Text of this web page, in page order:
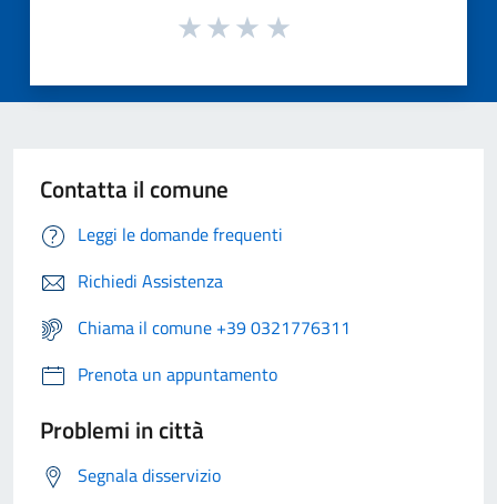
Contatta il comune
Leggi le domande frequenti
Richiedi Assistenza
Chiama il comune +39 0321776311
Prenota un appuntamento
Problemi in città
Segnala disservizio